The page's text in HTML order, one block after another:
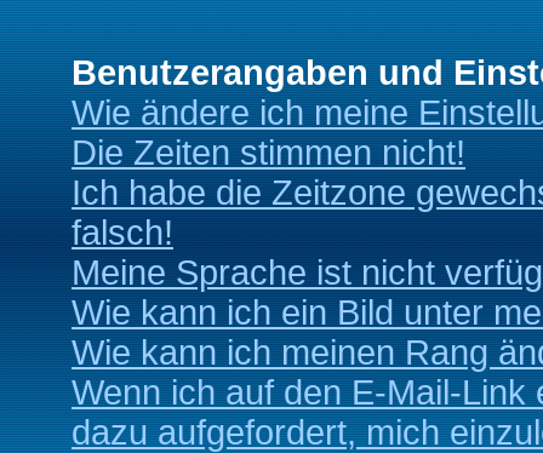
Benutzerangaben und
Wie ändere ich meine
Die Zeiten stimmen nicht!
Ich habe die Zeitzone
falsch!
Meine Sprache ist nicht
Wie kann ich ein Bild unter
Wie kann ich meinen Rang
Wenn ich auf den E-Mail-
dazu aufgefordert, mich